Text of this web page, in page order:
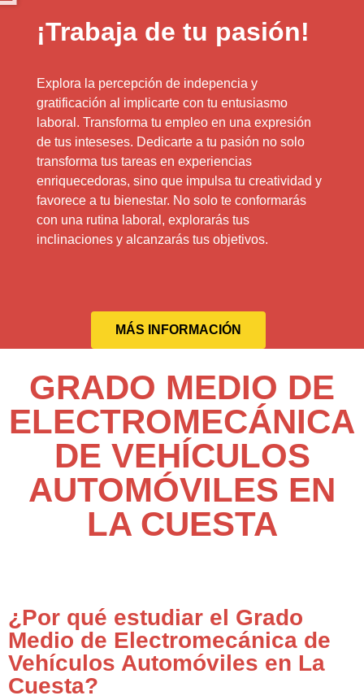
¡Trabaja de tu pasión!
Explora la percepción de indepencia y
gratificación al implicarte con tu entusiasmo
laboral. Transforma tu empleo en una expresión
de tus inteseses. Dedicarte a tu pasión no solo
transforma tus tareas en experiencias
enriquecedoras, sino que impulsa tu creatividad y
favorece a tu bienestar. No solo te conformarás
con una rutina laboral, explorarás tus
inclinaciones y alcanzarás tus objetivos.
MÁS INFORMACIÓN
GRADO MEDIO DE
ELECTROMECÁNICA
DE VEHÍCULOS
AUTOMÓVILES EN
LA CUESTA
¿Por qué estudiar el Grado
Medio de Electromecánica de
Vehículos Automóviles en La
Cuesta?